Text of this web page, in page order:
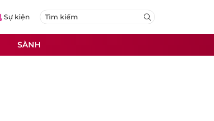
Sự kiện
SÀNH